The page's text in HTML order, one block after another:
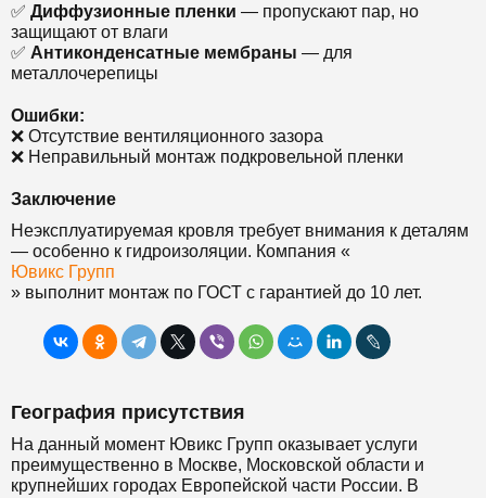
✅ Диффузионные пленки — пропускают пар, но
защищают от влаги
✅ Антиконденсатные мембраны — для
металлочерепицы
Ошибки:
❌ Отсутствие вентиляционного зазора
❌ Неправильный монтаж подкровельной пленки
Заключение
Неэксплуатируемая кровля требует внимания к деталям
— особенно к гидроизоляции. Компания «
Ювикс Групп
» выполнит монтаж по ГОСТ с гарантией до 10 лет.
География присутствия
На данный момент Ювикс Групп оказывает услуги
преимущественно в Москве, Московской области и
крупнейших городах Европейской части России. В